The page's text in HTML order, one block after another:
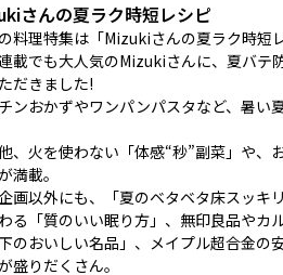
さんの夏ラク時短レシピ
料理特集は「Mizukiさんの夏ラク時短
載でも大人気のMizukiさんに、夏バテ
だきました!
ンおかずやワンパンパスタなど、暑い
、火を使わない「体感“秒”副菜」や
満載。
画以外にも、「夏のベタベタ床スッキ
る「質のいい眠り方」、無印良品やカ
のおいしい名品」、メイプル超合金の
盛りだくさん。